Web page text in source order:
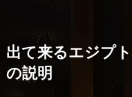
出て来るエジプ
の説明